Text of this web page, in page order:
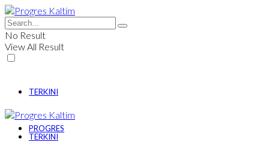
No Result
View All Result
TERKINI
PROGRES
TERKINI